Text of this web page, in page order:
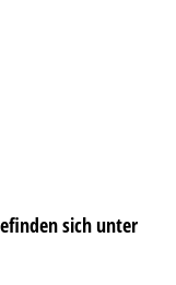
sich unter